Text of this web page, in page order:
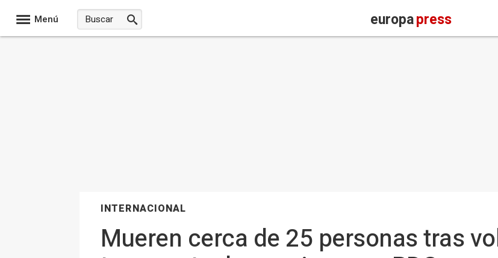
Menú europapress
INTERNACIONAL
Mueren cerca de 25 personas tras